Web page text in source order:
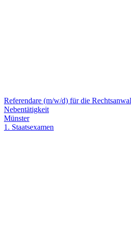
Referendare (m/w/d) für die
Nebentätigkeit
Münster
1. Staatsexamen